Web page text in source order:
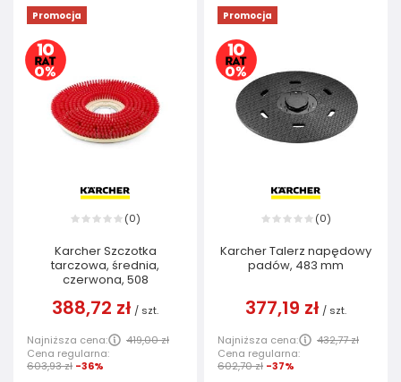
Promocja
(0)
Karcher Szczotka
tarczowa, średnia,
czerwona, 508
388,72 zł / szt.
Najniższa cena:
419,00 zł
Cena regularna:
603,93 zł -36%
Promocja
(0)
Karcher Talerz napędowy
padów, 483 mm
377,19 zł / szt.
Najniższa cena:
432,77 zł
Cena regularna:
602,70 zł -37%